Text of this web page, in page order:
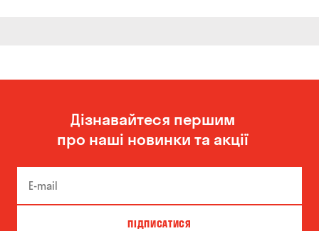
Дізнавайтеся першим
про наші новинки та акції
ПІДПИСАТИСЯ